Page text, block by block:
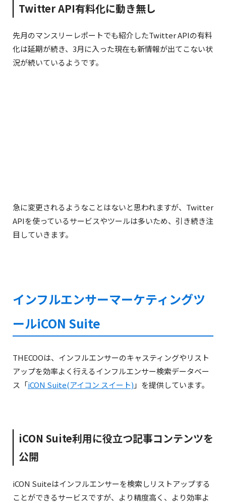
Twitter API有料化に動き無し
先月のマンスリーレポートでも紹介したTwitter APIの有料
化は延期が続き、3月に入った現在も新情報が出てこない状
況が続いているようです。
急に変更されるようなことはないと思われますが、Twitter
APIを使っているサービスやツールは多いため、引き続き注
目していきます。
インフルエンサーマーケティングツ
ールiCON Suite
THECOOは、インフルエンサーのキャスティングやリスト
アップを効率よく行えるインフルエンサー検索データベー
ス「iCON Suite(アイコン スイート) 」を提供しています。
iCON Suite利用に役立つ記事コンテンツを
公開
iCON Suiteはインフルエンサーを検索しリストアップする
ことができるサービスですが、より精度高く、より効率よ